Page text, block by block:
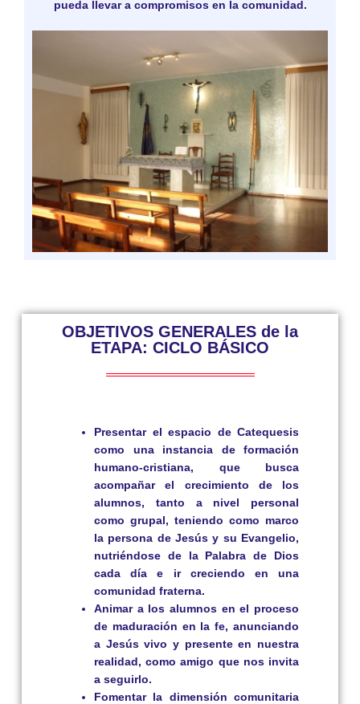
pueda llevar a compromisos en la comunidad.
OBJETIVOS GENERALES de la
ETAPA: CICLO BÁSICO
Presentar el espacio de Catequesis
como una instancia de formación
humano-cristiana, que busca
acompañar el crecimiento de los
alumnos, tanto a nivel personal
como grupal, teniendo como marco
la persona de Jesús y su Evangelio,
nutriéndose de la Palabra de Dios
cada día e ir creciendo en una
comunidad fraterna.
Animar a los alumnos en el proceso
de maduración en la fe, anunciando
a Jesús vivo y presente en nuestra
realidad, como amigo que nos invita
a seguirlo.
Fomentar la dimensión comunitaria